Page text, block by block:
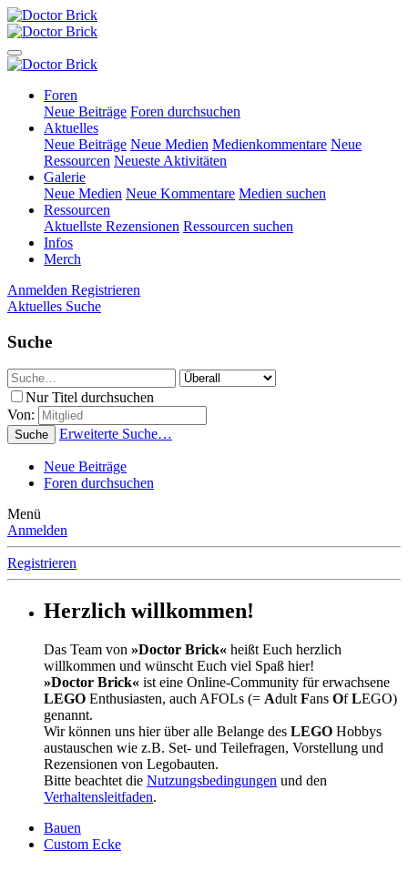
Foren
Neue Beiträge Foren durchsuchen
Aktuelles
Neue Beiträge Neue Medien Medienkommentare Neue
Ressourcen Neueste Aktivitäten
Galerie
Neue Medien Neue Kommentare Medien suchen
Ressourcen
Aktuellste Rezensionen Ressourcen suchen
Infos
Merch
Anmelden Registrieren
Aktuelles Suche
Suche
Nur Titel durchsuchen
Von:
Suche Erweiterte Suche…
Neue Beiträge
Foren durchsuchen
Menü
Anmelden
Registrieren
Herzlich willkommen!
Das Team von »Doctor Brick« heißt Euch herzlich
willkommen und wünscht Euch viel Spaß hier!
»Doctor Brick« ist eine Online-Community für erwachsene
LEGO Enthusiasten, auch AFOLs (= Adult Fans OfLEGO)
genannt.
Wir können uns hier über alle Belange des LEGO Hobbys
austauschen wie z.B. Set- und Teilefragen, Vorstellung und
Rezensionen von Legobauten.
Bitte beachtet die Nutzungsbedingungen und den
Verhaltensleitfaden.
Bauen
Custom Ecke